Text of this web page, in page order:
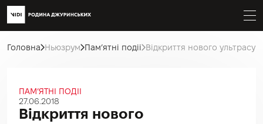
Головна Ньюзрум Пам’ятні подіі Відкриття нового
ПАМ’ЯТНІ ПОДІІ
27.06.2018
Відкриття нового